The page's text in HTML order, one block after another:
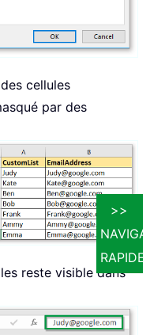
>>
RAPIDE
cellules
par des
reste visible dans